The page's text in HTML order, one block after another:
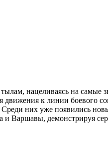
нацеливаясь на самые
движения к линии
них уже появились
Варшавы, демонстрируя